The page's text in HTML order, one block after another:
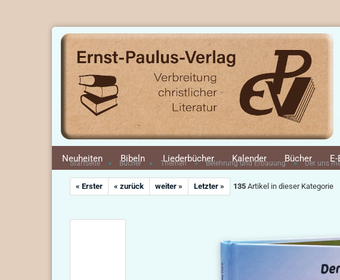
Neuheiten Bibeln Liederbücher Kalender Bücher
Startseite » Bücher » Themen » Belehrung und Erbauung » Der uns
« Erster « zurück weiter » Letzter » 135 Artikel in dieser Kategorie